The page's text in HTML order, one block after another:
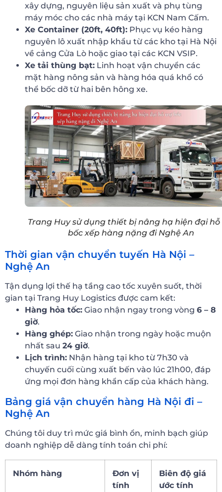
xây dựng, nguyên liệu sản xuất và phụ tùng
máy móc cho các nhà máy tại KCN Nam Cấm.
Xe Container (20ft, 40ft): Phục vụ kéo hàng
nguyên lô xuất nhập khẩu từ các kho tại Hà Nội
về cảng Cửa Lò hoặc giao tại các KCN VSIP.
Xe tải thùng bạt: Linh hoạt vận chuyển các
mặt hàng nông sản và hàng hóa quá khổ có
thể bốc dỡ từ hai bên hông xe.
Trang Huy sử dụng thiết bị nâng hạ hiện đại
bốc xếp hàng nặng đi Nghệ An
Thời gian vận chuyển tuyến Hà Nội –
Nghệ An
Tận dụng lợi thế hạ tầng cao tốc xuyên suốt, thời
gian tại Trang Huy Logistics được cam kết:
Hàng hỏa tốc: Giao nhận ngay trong vòng 6 – 8
giờ.
Hàng ghép: Giao nhận trong ngày hoặc muộn
nhất sau 24 giờ.
Lịch trình: Nhận hàng tại kho từ 7h30 và
chuyến cuối cùng xuất bến vào lúc 21h00, đáp
ứng mọi đơn hàng khẩn cấp của khách hàng.
Bảng giá vận chuyển hàng Hà Nội đi –
Nghệ An
Chúng tôi duy trì mức giá bình ổn, minh bạch giúp
doanh nghiệp dễ dàng tính toán chi phí:
Nhóm hàng
Đơn vị
tính
Biên độ giá
ước tính